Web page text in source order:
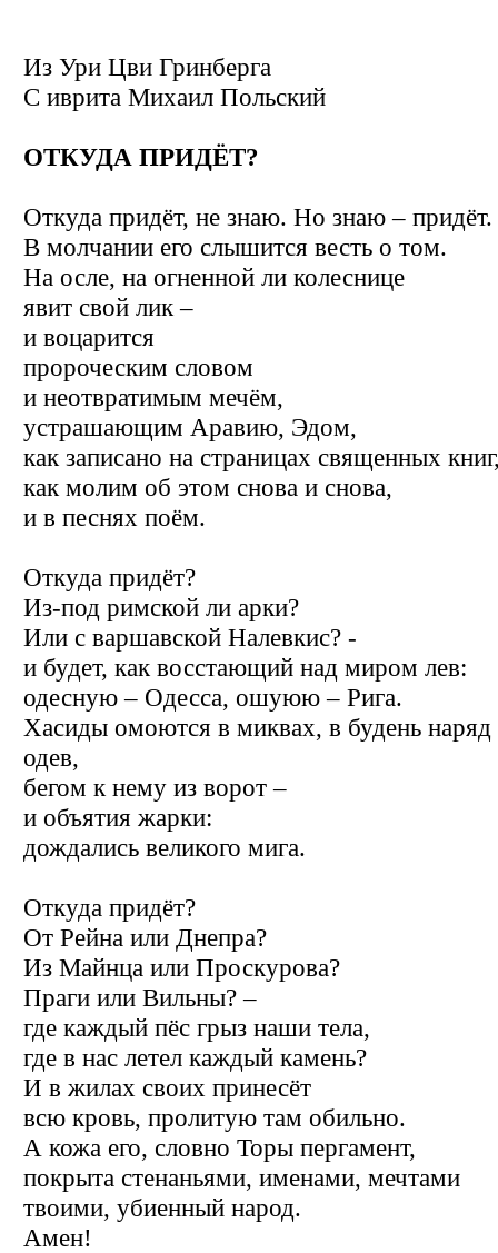
Из Ури Цви Гринберга
С иврита Михаил Польский
ОТКУДА ПРИДЁТ?
Откуда придёт, не знаю. Но знаю – придёт.
В молчании его слышится весть о том.
На осле, на огненной ли колеснице
явит свой лик –
и воцарится
пророческим словом
и неотвратимым мечём,
устрашающим Аравию, Эдом,
как записано на страницах священных
как молим об этом снова и снова,
и в песнях поём.
Откуда придёт?
Из-под римской ли арки?
Или с варшавской Налевкис? -
и будет, как восстающий над миром лев:
одесную – Одесса, ошуюю – Рига.
Хасиды омоются в миквах, в будень
одев,
бегом к нему из ворот –
и объятия жарки:
дождались великого мига.
Откуда придёт?
От Рейна или Днепра?
Из Майнца или Проскурова?
Праги или Вильны? –
где каждый пёс грыз наши тела,
где в нас летел каждый камень?
И в жилах своих принесёт
всю кровь, пролитую там обильно.
А кожа его, словно Торы пергамент,
покрыта стенаньями, именами, мечтами
твоими, убиенный народ.
Амен!